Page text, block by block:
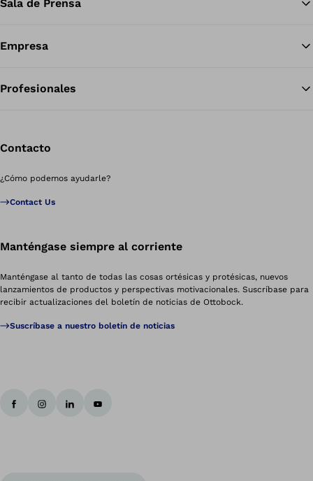
Sala de Prensa
Empresa
Profesionales
Contacto
¿Cómo podemos ayudarle?
Contact Us
Manténgase siempre al corriente
Manténgase al tanto de todas las cosas ortésicas y protésicas, nuevos
lanzamientos de productos y perspectivas motivacionales. Suscríbase para
recibir actualizaciones del boletín de noticias de Ottobock.
Suscríbase a nuestro boletín de noticias